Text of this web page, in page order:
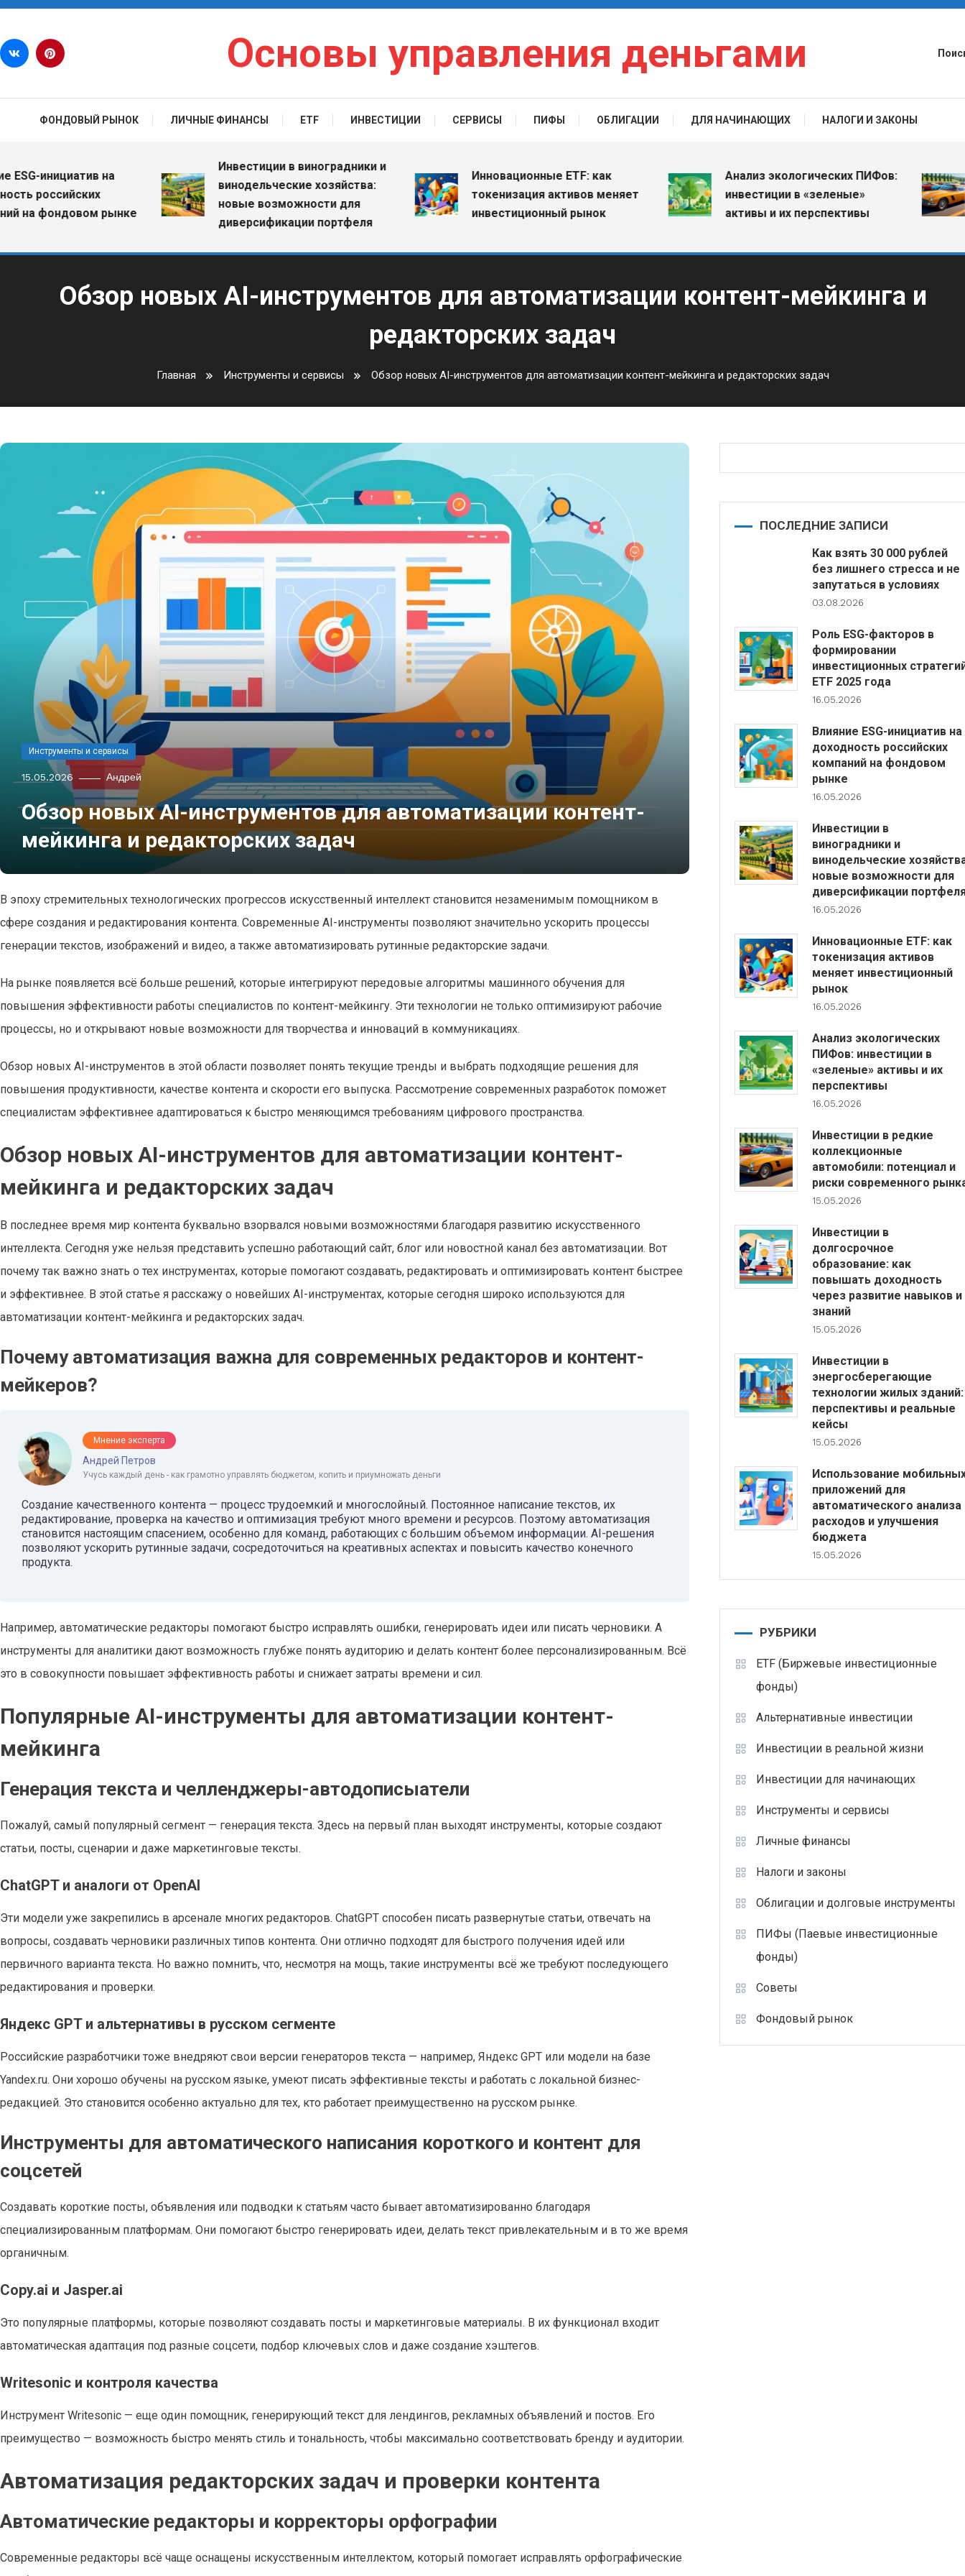
Перейти к содержимому
Основы управления деньгами
ФОНДОВЫЙ РЫНОК ЛИЧНЫЕ ФИНАНСЫ ETF ИНВЕСТИЦИИ СЕРВИСЫ ПИФЫ ОБЛИГАЦИИ ДЛЯ НАЧИНАЮЩИХ НАЛОГИ И ЗАКОНЫ
инициатив на
российских
фондовом рынке
Инвестиции в виноградники и
винодельческие хозяйства:
новые возможности для
диверсификации портфеля
Инновационные ETF: как
токенизация активов меняет
инвестиционный рынок
Анализ экологических ПИФов:
инвестиции в «зеленые»
активы и их перспективы
Обзор новых AI-инструментов для автоматизации контент-мейкинга и
редакторских задач
Главная Инструменты и сервисы Обзор новых AI-инструментов для автоматизации контент-мейкинга и редакторских задач
Инструменты и сервисы
15.05.2026 Андрей
Обзор новых AI-инструментов для автоматизации контент-
мейкинга и редакторских задач
В эпоху стремительных технологических прогрессов искусственный интеллект становится незаменимым помощником в
сфере создания и редактирования контента. Современные AI-инструменты позволяют значительно ускорить процессы
генерации текстов, изображений и видео, а также автоматизировать рутинные редакторские задачи.
На рынке появляется всё больше решений, которые интегрируют передовые алгоритмы машинного обучения для
повышения эффективности работы специалистов по контент-мейкингу. Эти технологии не только оптимизируют рабочие
процессы, но и открывают новые возможности для творчества и инноваций в коммуникациях.
Обзор новых AI-инструментов в этой области позволяет понять текущие тренды и выбрать подходящие решения для
повышения продуктивности, качестве контента и скорости его выпуска. Рассмотрение современных разработок поможет
специалистам эффективнее адаптироваться к быстро меняющимся требованиям цифрового пространства.
Обзор новых AI-инструментов для автоматизации контент-
мейкинга и редакторских задач
В последнее время мир контента буквально взорвался новыми возможностями благодаря развитию искусственного
интеллекта. Сегодня уже нельзя представить успешно работающий сайт, блог или новостной канал без автоматизации. Вот
почему так важно знать о тех инструментах, которые помогают создавать, редактировать и оптимизировать контент быстрее
и эффективнее. В этой статье я расскажу о новейших AI-инструментах, которые сегодня широко используются для
автоматизации контент-мейкинга и редакторских задач.
Почему автоматизация важна для современных редакторов и контент-
мейкеров?
Мнение эксперта
Андрей Петров
Учусь каждый день - как грамотно управлять бюджетом, копить и приумножать деньги
Создание качественного контента — процесс трудоемкий и многослойный. Постоянное написание текстов, их
редактирование, проверка на качество и оптимизация требуют много времени и ресурсов. Поэтому автоматизация
становится настоящим спасением, особенно для команд, работающих с большим объемом информации. AI-решения
позволяют ускорить рутинные задачи, сосредоточиться на креативных аспектах и повысить качество конечного
продукта.
Например, автоматические редакторы помогают быстро исправлять ошибки, генерировать идеи или писать черновики. А
инструменты для аналитики дают возможность глубже понять аудиторию и делать контент более персонализированным. Всё
это в совокупности повышает эффективность работы и снижает затраты времени и сил.
Популярные AI-инструменты для автоматизации контент-
мейкинга
Генерация текста и челленджеры-автодописыатели
Пожалуй, самый популярный сегмент — генерация текста. Здесь на первый план выходят инструменты, которые создают
статьи, посты, сценарии и даже маркетинговые тексты.
ChatGPT и аналоги от OpenAI
Эти модели уже закрепились в арсенале многих редакторов. ChatGPT способен писать развернутые статьи, отвечать на
вопросы, создавать черновики различных типов контента. Они отлично подходят для быстрого получения идей или
первичного варианта текста. Но важно помнить, что, несмотря на мощь, такие инструменты всё же требуют последующего
редактирования и проверки.
Яндекс GPT и альтернативы в русском сегменте
Российские разработчики тоже внедряют свои версии генераторов текста — например, Яндекс GPT или модели на базе
Yandex.ru. Они хорошо обучены на русском языке, умеют писать эффек­тивные тексты и работать с локальной бизнес-
редакцией. Это становится особенно актуально для тех, кто работает преимущественно на русском рынке.
Инструменты для автоматического написания короткого и контент для
соцсетей
Создавать короткие посты, объявления или подводки к статьям часто бывает автоматизированно благодаря
специализированным платформам. Они помогают быстро генерировать идеи, делать текст привлекательным и в то же время
органичным.
Copy.ai и Jasper.ai
Это популярные платформы, которые позволяют создавать посты и маркетинговые материалы. В их функционал входит
автоматическая адаптация под разные соцсети, подбор ключевых слов и даже создание хэштегов.
Writesonic и контроля качества
Инструмент Writesonic — еще один помощник, генерирующий текст для лендингов, рекламных объявлений и постов. Его
преимущество — возможность быстро менять стиль и тональность, чтобы максимально соответствовать бренду и аудитории.
Автоматизация редакторских задач и проверки контента
Автоматические редакторы и корректоры орфографии
Современные редакторы всё чаще оснащены искусственным интеллектом, который помогает исправлять орфографические
ПОСЛЕДНИЕ ЗАПИСИ
Как взять 30 000 рублей
без лишнего стресса и не
запутаться в условиях
03.08.2026
Роль ESG-факторов в
формировании
инвестиционных
ETF 2025 года
16.05.2026
Влияние ESG-инициатив на
доходность российских
компаний на фондовом
рынке
16.05.2026
Инвестиции в
виноградники и
винодельческие
новые возможности для
диверсификации
16.05.2026
Инновационные ETF: как
токенизация активов
меняет инвестиционный
рынок
16.05.2026
Анализ экологических
ПИФов: инвестиции в
«зеленые» активы и их
перспективы
16.05.2026
Инвестиции в редкие
коллекционные
автомобили: потенциал и
риски современного
15.05.2026
Инвестиции в
долгосрочное
образование: как
повышать доходность
через развитие навыков и
знаний
15.05.2026
Инвестиции в
энергосберегающие
технологии жилых зданий:
перспективы и реальные
кейсы
15.05.2026
Использование
приложений для
автоматического анализа
расходов и улучшения
бюджета
15.05.2026
РУБРИКИ
ETF (Биржевые инвестиционные
фонды)
Альтернативные инвестиции
Инвестиции в реальной жизни
Инвестиции для начинающих
Инструменты и сервисы
Личные финансы
Налоги и законы
Облигации и долговые инструменты
ПИФы (Паевые инвестиционные
фонды)
Советы
Фондовый рынок